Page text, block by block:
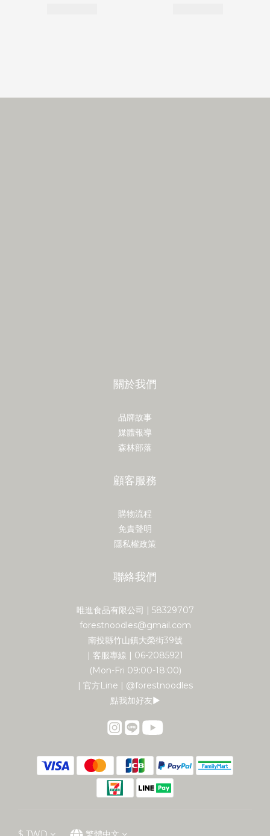
關於我們
品牌故事
媒體報導
森林部落
顧客服務
購物流程
免責聲明
隱私權政策
聯絡我們
唯進食品有限公司 | 58329707
forestnoodles@gmail.com
南投縣竹山鎮大榮街39號
| 客服專線 | 06-2085921
(Mon-Fri 09:00-18:00)
| 官方Line | @forestnoodles
點我加好友▶︎